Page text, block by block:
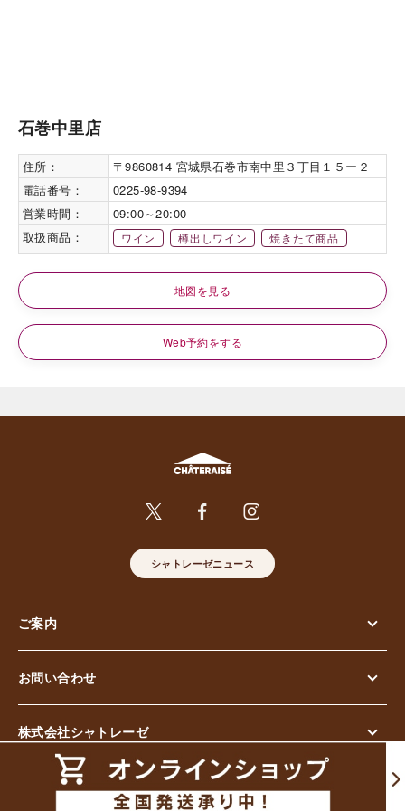
石巻中里店
住所：
〒9860814 宮城県石巻市南中里３丁目１５ー２
電話番号：
0225-98-9394
営業時間：
09:00～20:00
取扱商品：
ワイン 樽出しワイン 焼きたて商品
地図を見る
Web予約をする
シャトレーゼニュース
ご案内
お問い合わせ
株式会社シャトレーゼ
© Chateraise Co.,Ltd. All Rights Reserved.